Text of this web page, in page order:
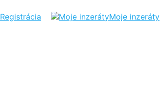
Registrácia Moje inzeráty